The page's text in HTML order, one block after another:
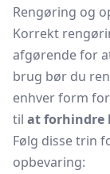
Rengøring og
Korrekt
afgørende for
brug bør du
enhver form
til at forhindre
Følg disse trin
opbevaring: